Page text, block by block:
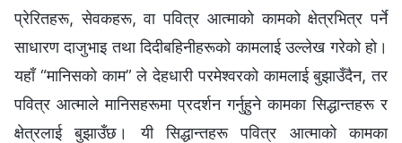
प्रेरितहरू, सेवकहरू, वा पवित्र आत्माको कामको क्षेत्रभित्र पर्ने
साधारण दाजुभाइ तथा दिदीबहिनीहरूको कामलाई उल्लेख गरेको हो।
यहाँ “मानिसको काम” ले देहधारी परमेश्‍वरको कामलाई बुझाउँदैन, तर
पवित्र आत्माले मानिसहरूमा प्रदर्शन गर्नुहुने कामका सिद्धान्तहरू र
क्षेत्रलाई बुझाउँछ। यी सिद्धान्तहरू पवित्र आत्माको कामका